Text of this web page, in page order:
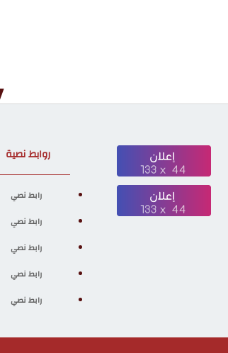
روابط نصية
رابط نصي
رابط نصي
رابط نصي
رابط نصي
رابط نصي